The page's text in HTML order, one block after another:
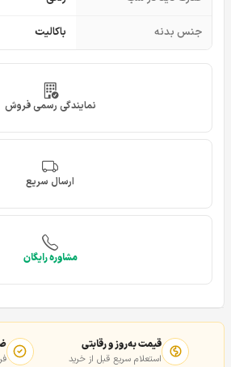
جنس بدنه باکالیت
نمایندگی رسمی فروش
ارسال سریع
مشاوره رایگان
قیمت به‌روز و رقابتی
استعلام سریع قبل از خرید